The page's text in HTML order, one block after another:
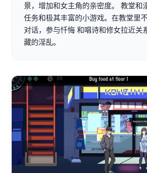
景，增加和女主角的亲密度。 教堂和
任务和极其丰富的小游戏。在教堂里
对话，参与忏悔 和唱诗和修女拉近关
藏的淫乱。